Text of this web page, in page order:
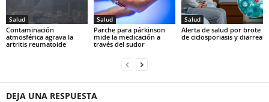
Salud
Contaminación
atmosférica agrava la
artritis reumatoide
Salud
Parche para párkinson
mide la medicación a
través del sudor
Salud
Alerta de salud por brote
de ciclosporiasis y diarrea
DEJA UNA RESPUESTA